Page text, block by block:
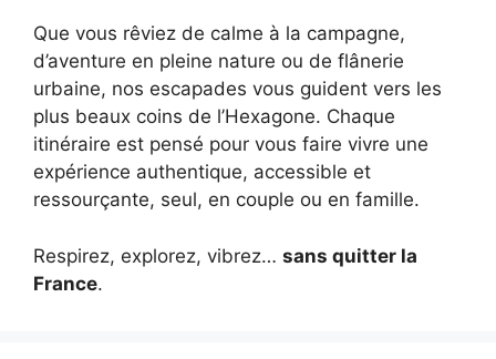
Que vous rêviez de calme à la campagne,
d’aventure en pleine nature ou de flânerie
urbaine, nos escapades vous guident vers les
plus beaux coins de l’Hexagone. Chaque
itinéraire est pensé pour vous faire vivre une
expérience authentique, accessible et
ressourçante, seul, en couple ou en famille.
Respirez, explorez, vibrez… sans quitter la
France.